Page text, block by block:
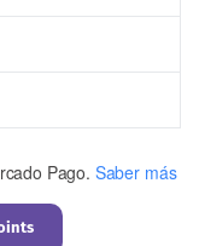
Pago. Saber más